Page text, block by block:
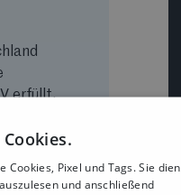
erfüllt.
(TSE) ✔️
Meldung
Cookies, Pixel und Tags. Sie
und anschließend